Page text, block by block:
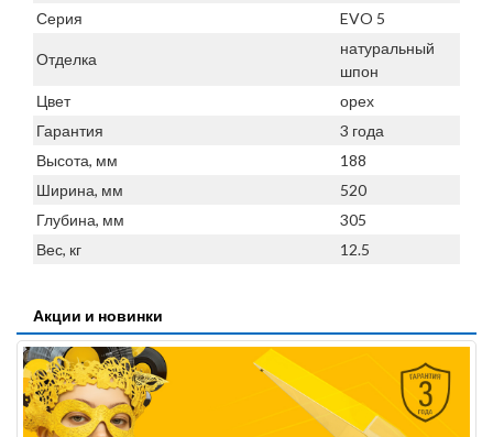
Серия
EVO 5
Отделка
натуральный
шпон
Цвет
орех
Гарантия
3 года
Высота, мм
188
Ширина, мм
520
Глубина, мм
305
Вес, кг
12.5
Акции и новинки